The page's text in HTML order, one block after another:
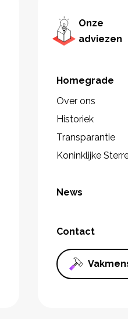
Onze
adviezen
Homegrade
Over ons
Historiek
Transparantie
Koninklijke
News
Contact